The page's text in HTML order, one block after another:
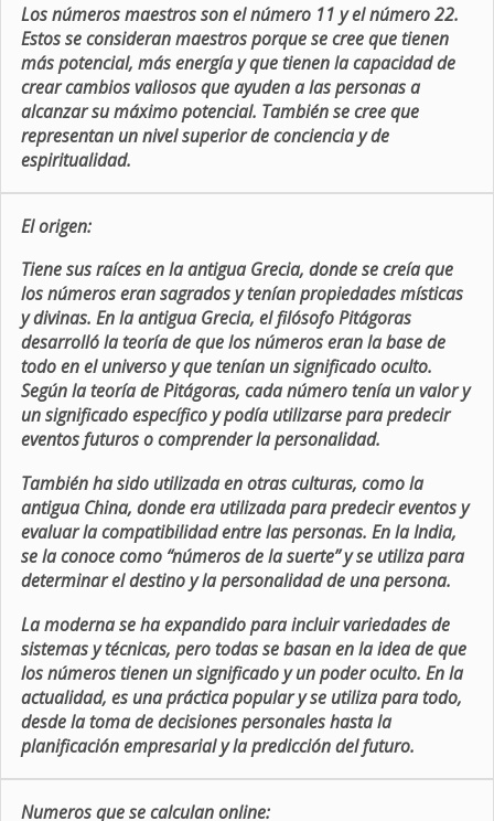
Los números maestros son el número 11 y el número 22.
Estos se consideran maestros porque se cree que tienen
más potencial, más energía y que tienen la capacidad de
crear cambios valiosos que ayuden a las personas a
alcanzar su máximo potencial. También se cree que
representan un nivel superior de conciencia y de
espiritualidad.
El origen:
Tiene sus raíces en la antigua Grecia, donde se creía que
los números eran sagrados y tenían propiedades místicas
y divinas. En la antigua Grecia, el filósofo Pitágoras
desarrolló la teoría de que los números eran la base de
todo en el universo y que tenían un significado oculto.
Según la teoría de Pitágoras, cada número tenía un valor y
un significado específico y podía utilizarse para predecir
eventos futuros o comprender la personalidad.
También ha sido utilizada en otras culturas, como la
antigua China, donde era utilizada para predecir eventos y
evaluar la compatibilidad entre las personas. En la India,
se la conoce como “números de la suerte” y se utiliza para
determinar el destino y la personalidad de una persona.
La moderna se ha expandido para incluir variedades de
sistemas y técnicas, pero todas se basan en la idea de que
los números tienen un significado y un poder oculto. En la
actualidad, es una práctica popular y se utiliza para todo,
desde la toma de decisiones personales hasta la
planificación empresarial y la predicción del futuro.
Numeros que se calculan online: